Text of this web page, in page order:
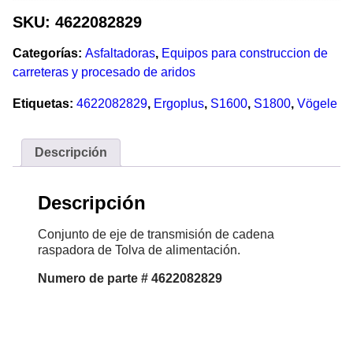
SKU: 4622082829
Categorías: Asfaltadoras, Equipos para construccion de
carreteras y procesado de aridos
Etiquetas: 4622082829, Ergoplus, S1600, S1800, Vögele
Descripción
Descripción
Conjunto de eje de transmisión de cadena
raspadora de Tolva de alimentación.
Numero de parte # 4622082829